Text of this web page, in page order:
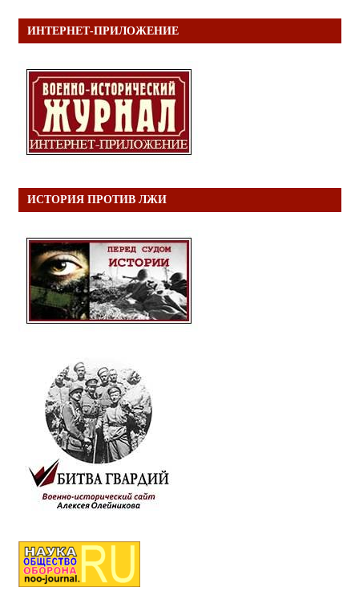
ИНТЕРНЕТ-ПРИЛОЖЕНИЕ
ИСТОРИЯ ПРОТИВ ЛЖИ